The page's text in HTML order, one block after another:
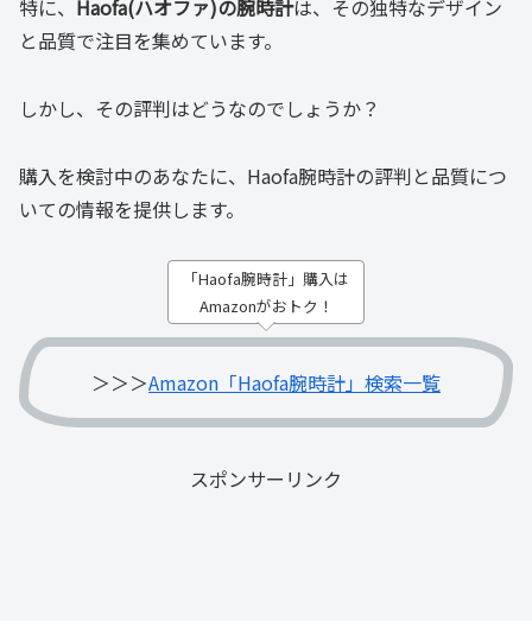
特に、 Haofa(ハオファ)の腕時計は、その独特なデザイン
と品質で注目を集めています。
しかし、その評判はどうなのでしょうか？
購入を検討中のあなたに、Haofa腕時計の評判と品質につ
いての情報を提供します。
「Haofa腕時計」購入は
Amazonがおトク！
＞＞＞Amazon「Haofa腕時計」検索一覧
スポンサーリンク